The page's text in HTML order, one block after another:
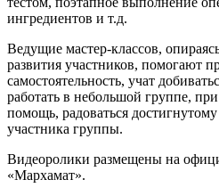
ингредиентов и т.д.
Ведущие мастер-классов,
развития участников, помогают
самостоятельность, учат
работать в небольшой группе,
помощь, радоваться достигнутому
участника группы.
Видеоролики размещены на
«Мархамат».